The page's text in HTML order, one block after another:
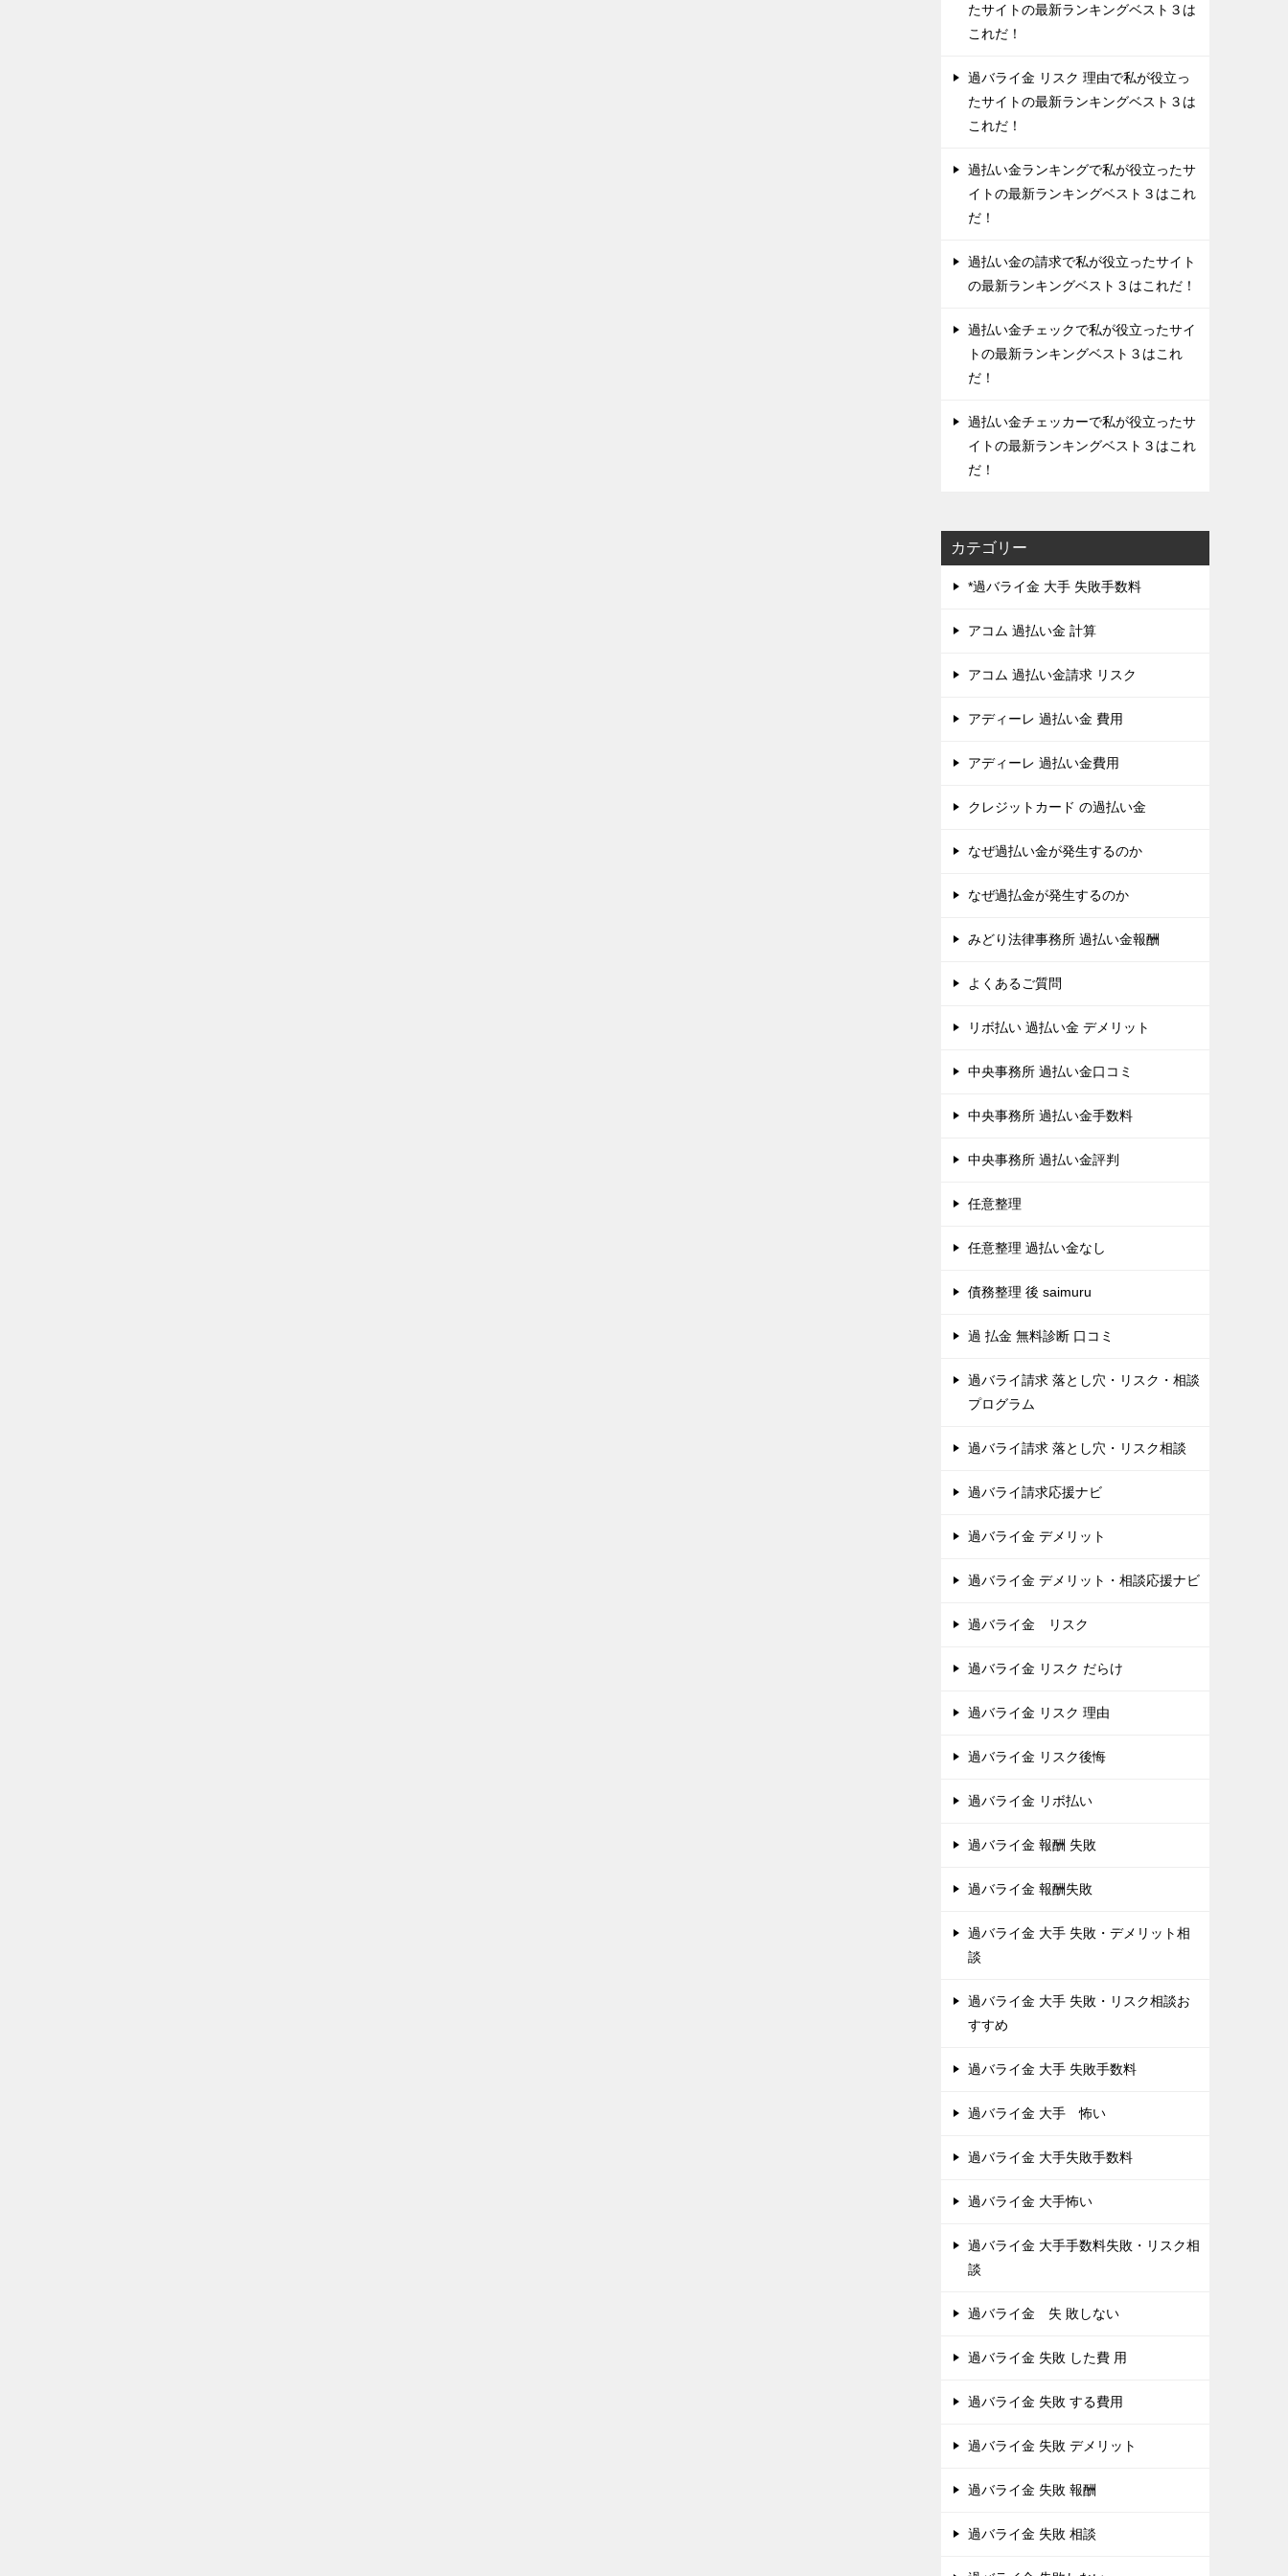
たサイトの最新ランキングベスト３は
これだ！
過バライ金 リスク 理由で私が役立っ
たサイトの最新ランキングベスト３は
これだ！
過払い金ランキングで私が役立ったサ
イトの最新ランキングベスト３はこれ
だ！
過払い金の請求で私が役立ったサイト
の最新ランキングベスト３はこれだ！
過払い金チェックで私が役立ったサイ
トの最新ランキングベスト３はこれ
だ！
過払い金チェッカーで私が役立ったサ
イトの最新ランキングベスト３はこれ
だ！
カテゴリー
*過バライ金 大手 失敗手数料
アコム 過払い金 計算
アコム 過払い金請求 リスク
アディーレ 過払い金 費用
アディーレ 過払い金費用
クレジットカード の過払い金
なぜ過払い金が発生するのか
なぜ過払金が発生するのか
みどり法律事務所 過払い金報酬
よくあるご質問
リボ払い 過払い金 デメリット
中央事務所 過払い金口コミ
中央事務所 過払い金手数料
中央事務所 過払い金評判
任意整理
任意整理 過払い金なし
債務整理 後 saimuru
過 払金 無料診断 口コミ
過バライ請求 落とし穴・リスク・相談
プログラム
過バライ請求 落とし穴・リスク相談
過バライ請求応援ナビ
過バライ金 デメリット
過バライ金 デメリット・相談応援ナビ
過バライ金 リスク
過バライ金 リスク だらけ
過バライ金 リスク 理由
過バライ金 リスク後悔
過バライ金 リボ払い
過バライ金 報酬 失敗
過バライ金 報酬失敗
過バライ金 大手 失敗・デメリット相
談
過バライ金 大手 失敗・リスク相談お
すすめ
過バライ金 大手 失敗手数料
過バライ金 大手 怖い
過バライ金 大手失敗手数料
過バライ金 大手怖い
過バライ金 大手手数料失敗・リスク相
談
過バライ金 失 敗しない
過バライ金 失敗 した費 用
過バライ金 失敗 する費用
過バライ金 失敗 デメリット
過バライ金 失敗 報酬
過バライ金 失敗 相談